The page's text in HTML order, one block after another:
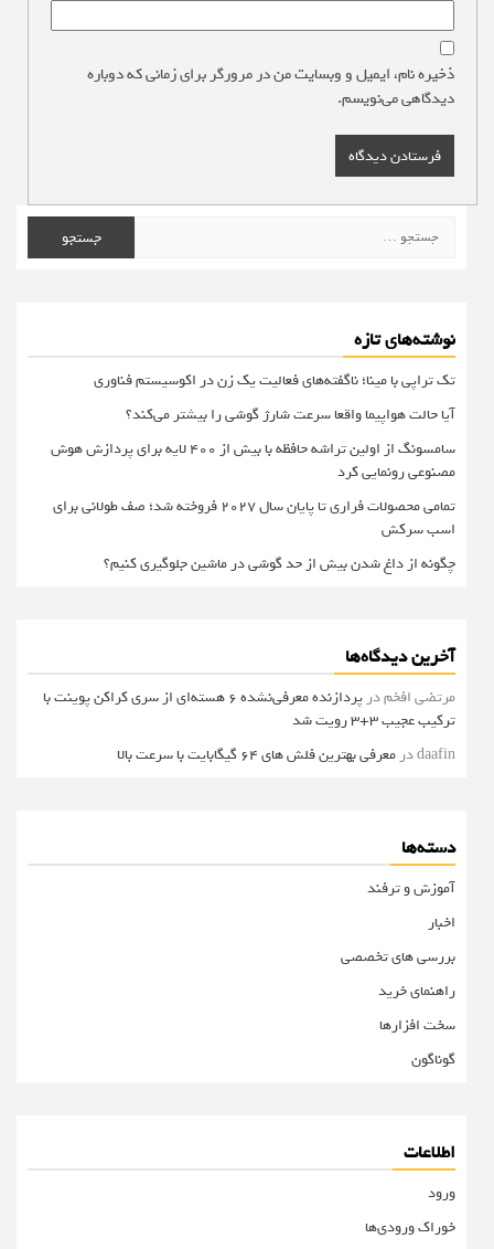
ذخیره نام، ایمیل و وبسایت من در مرورگر برای زمانی که دوباره
دیدگاهی می‌نویسم.
برای:
نوشته‌های تازه
تک تراپی با مینا؛ ناگفته‌های فعالیت یک زن در اکوسیستم فناوری
آیا حالت هواپیما واقعا سرعت شارژ گوشی را بیشتر می‌کند؟
سامسونگ از اولین تراشه حافظه با بیش از ۴۰۰ لایه برای پردازش هوش
مصنوعی رونمایی کرد
تمامی محصولات فراری تا پایان سال ۲۰۲۷ فروخته شد؛ صف طولانی برای
اسب سرکش
چگونه از داغ شدن بیش از حد گوشی در ماشین جلوگیری کنیم؟
آخرین دیدگاه‌ها
مرتضی افخمدر
پردازنده معرفی‌نشده 6 هسته‌ای از سری کراکن پوینت با
ترکیب عجیب 3+3 رویت شد
daafinدرمعرفی بهترین فلش های 64 گیگابایت با سرعت بالا
دسته‌ها
آموزش و ترفند
اخبار
بررسی های تخصصی
راهنمای خرید
سخت افزارها
گوناگون
اطلاعات
ورود
خوراک ورودی‌ها